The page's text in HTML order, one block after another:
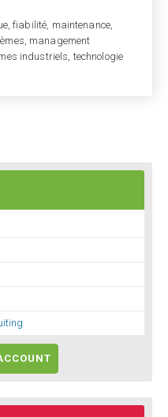
fiabilité, maintenance,
management
industriels, technologie